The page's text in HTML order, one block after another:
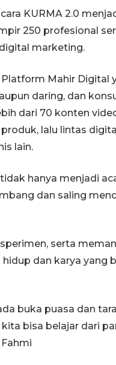
KURMA 2.0
250 profesional
marketing.
Mahir Digital
daring, dan
dari 70 konten
lalu lintas
lain.
hanya menjadi
dan saling
serta
dan karya yang
buka puasa dan
bisa belajar dari
kemarau di
Tengah
22 July 2026 17:18 WIB